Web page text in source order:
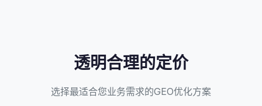
透明合理的定价
选择最适合您业务需求的GEO优化方案